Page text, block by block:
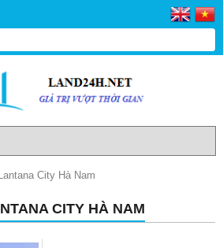
City Hà Nam
CITY HÀ NAM